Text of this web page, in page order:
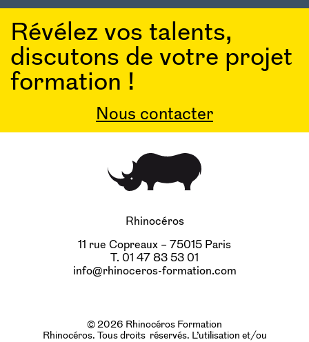
Révélez vos talents,
discutons de votre projet
formation !
Nous contacter
Rhinocéros
11 rue Copreaux – 75015 Paris
T. 01 47 83 53 01
info@rhinoceros-formation.com
© 2026 Rhinocéros Formation
Rhinocéros. Tous droits réservés. L’utilisation et/ou